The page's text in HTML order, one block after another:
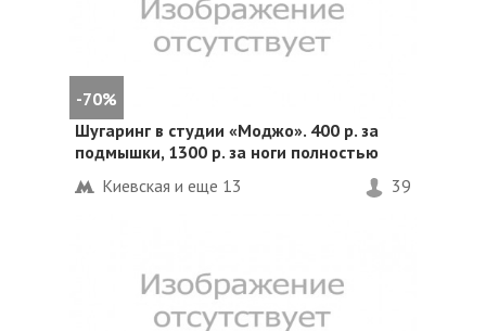
-70%
Шугаринг в студии «Моджо». 400 р. за
подмышки, 1300 р. за ноги полностью
Киевская и еще 13 39